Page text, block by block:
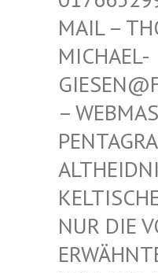
THOMAS-
L-GIESEN
CHER
IE VON
TEN